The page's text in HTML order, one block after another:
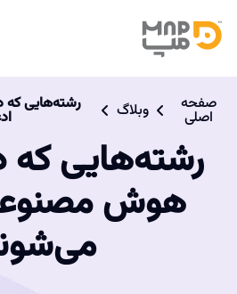
صفحه
اصلی وبلاگ رشته‌هایی که
رشته‌هایی که
هوش